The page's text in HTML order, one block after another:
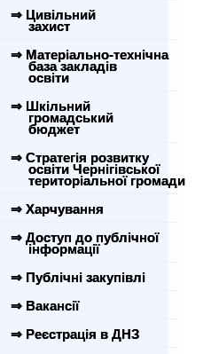
⇒ Цивільний
захист
⇒ Матеріально-технічна
база закладів
освіти
⇒ Шкільний
громадський
бюджет
⇒ Стратегія розвитку
освіти Чернігівської
територіальної громади
⇒ Харчування
⇒ Доступ до публічної
інформації
⇒ Публічні закупівлі
⇒ Вакансії
⇒ Реєстрація в ДНЗ